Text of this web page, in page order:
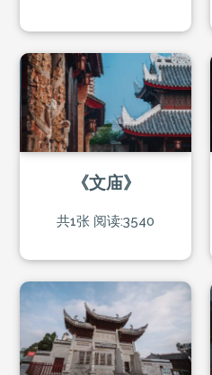
《文庙》
共1张 阅读:3540